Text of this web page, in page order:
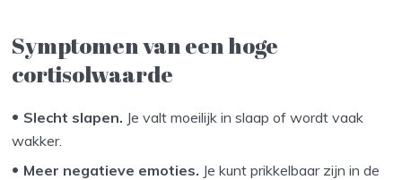
Symptomen van een hoge
cortisolwaarde
Slecht slapen. Je valt moeilijk in slaap of wordt vaak
wakker.
Meer negatieve emoties. Je kunt prikkelbaar zijn in de